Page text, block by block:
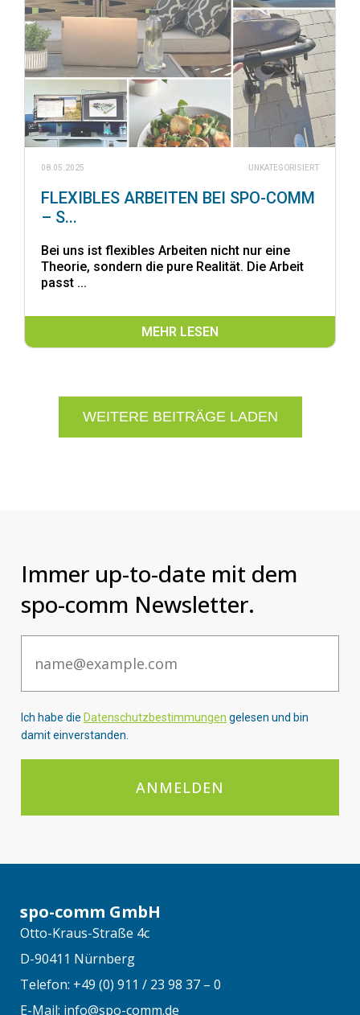
08.05.2025 UNKATEGORISIERT
FLEXIBLES ARBEITEN BEI SPO-COMM
– S...
Bei uns ist flexibles Arbeiten nicht nur eine
Theorie, sondern die pure Realität. Die Arbeit
passt ...
MEHR LESEN
WEITERE BEITRÄGE LADEN
Immer up-to-date mit dem
spo-comm Newsletter.
Ich habe die Datenschutzbestimmungen gelesen und bin
damit einverstanden.
ANMELDEN
spo-comm GmbH
Otto-Kraus-Straße 4c
D-90411 Nürnberg
Telefon: +49 (0) 911 / 23 98 37 – 0
E-Mail: info@spo-comm.de